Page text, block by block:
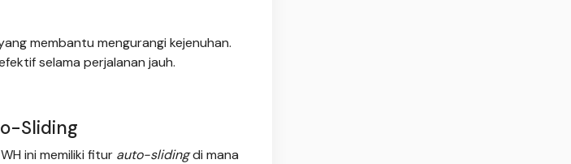
membantu mengurangi kejenuhan.
selama perjalanan jauh.
Sliding
ini memiliki fitur auto-slidingdi mana